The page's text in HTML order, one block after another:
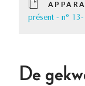
présent - n°
De